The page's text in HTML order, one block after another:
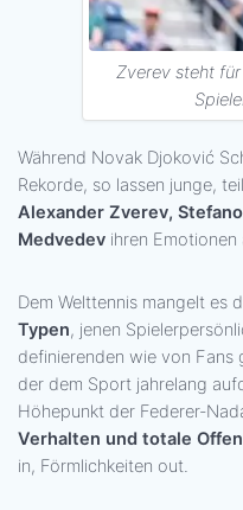
Zverev steht
Während Novak Djoković
Rekorde, so lassen junge,
Alexander Zverev,
Medvedev ihren
Dem Welttennis mangelt es
Typen, jenen
definierenden wie von
der dem Sport jahrelang
Höhepunkt der Federer-
Verhalten und totale
in, Förmlichkeiten out.